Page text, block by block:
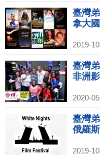
臺灣
拿大
2019-
臺灣
非洲
2020-
臺灣
俄羅
2019-